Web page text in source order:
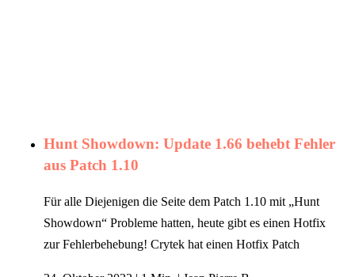
Hunt Showdown: Update 1.66 behebt Fehler
aus Patch 1.10
Für alle Diejenigen die Seite dem Patch 1.10 mit „Hunt
Showdown“ Probleme hatten, heute gibt es einen Hotfix
zur Fehlerbehebung! Crytek hat einen Hotfix Patch